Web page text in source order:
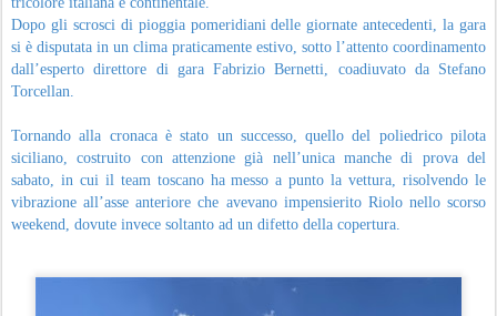
Dopo gli scrosci di pioggia pomeridiani delle giornate antecedenti, la gara
si è disputata in un clima praticamente estivo, sotto l’attento coordinamento
dall’esperto direttore di gara Fabrizio Bernetti, coadiuvato da Stefano
Torcellan.
Tornando alla cronaca è stato un successo, quello del poliedrico pilota
siciliano, costruito con attenzione già nell’unica manche di prova del
sabato, in cui il team toscano ha messo a punto la vettura, risolvendo le
vibrazione all’asse anteriore che avevano impensierito Riolo nello scorso
weekend, dovute invece soltanto ad un difetto della copertura.